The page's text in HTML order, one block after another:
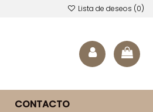
Lista de deseos (0)
CONTACTO